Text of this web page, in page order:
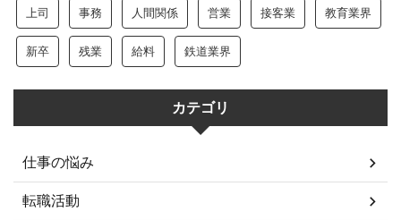
上司 事務 人間関係 営業 接客業 教育業界
新卒 残業 給料 鉄道業界
カテゴリ
仕事の悩み
転職活動